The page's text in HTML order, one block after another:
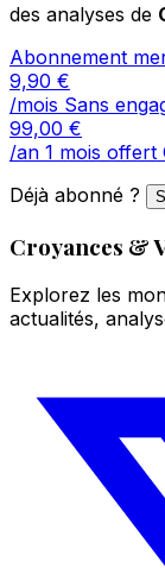
des analyses de
Abonnement
9,90 €
/mois Sans
99,00 €
/an 1 mois offert
Déjà abonné ?
Croyances &
Explorez les
actualités,